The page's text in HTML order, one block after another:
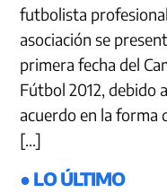
futbolista
asociación se
primera fecha del
Fútbol 2012, debido
acuerdo en la forma
[…]
● LO ÚLTIMO